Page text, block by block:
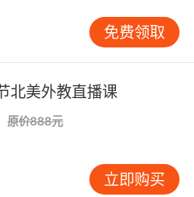
容，课后也有在线作业，
知识，提高孩子的英语学
家在线少儿英语学习机
英语的兴趣，坚持学习
免费领取
北美外教直播课
原价888元
立即购买